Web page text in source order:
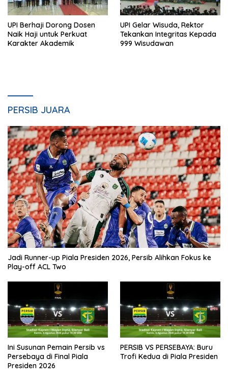
UPI Berhaji Dorong Dosen
Naik Haji untuk Perkuat
Karakter Akademik
UPI Gelar Wisuda, Rektor
Tekankan Integritas Kepada
999 Wisudawan
PERSIB JUARA
Jadi Runner-up Piala Presiden 2026, Persib Alihkan Fokus ke
Play-off ACL Two
Ini Susunan Pemain Persib vs
Persebaya di Final Piala
Presiden 2026
PERSIB VS PERSEBAYA: Buru
Trofi Kedua di Piala Presiden